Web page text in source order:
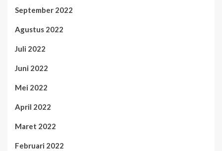
September 2022
Agustus 2022
Juli 2022
Juni 2022
Mei 2022
April 2022
Maret 2022
Februari 2022